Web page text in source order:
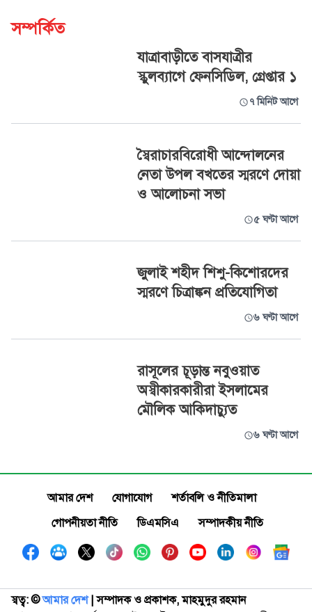
সম্পর্কিত
যাত্রাবাড়ীতে বাসযাত্রীর
স্কুলব্যাগে ফেনসিডিল, গ্রেপ্তার ১
৭ মিনিট আগে
স্বৈরাচারবিরোধী আন্দোলনের
নেতা উপল বখতের স্মরণে দোয়া
ও আলোচনা সভা
৫ ঘণ্টা আগে
জুলাই শহীদ শিশু-কিশোরদের
স্মরণে চিত্রাঙ্কন প্রতিযোগিতা
৬ ঘণ্টা আগে
রাসূলের চূড়ান্ত নবুওয়াত
অস্বীকারকারীরা ইসলামের
মৌলিক আকিদাচ্যুত
৬ ঘণ্টা আগে
আমার দেশ যোগাযোগ
শর্তাবলি ও নীতিমালা
গোপনীয়তা নীতি
ডিএমসিএ সম্পাদকীয় নীতি
স্বত্ব: ©️আমার দেশ| সম্পাদক ও প্রকাশক, মাহমুদুর রহমান